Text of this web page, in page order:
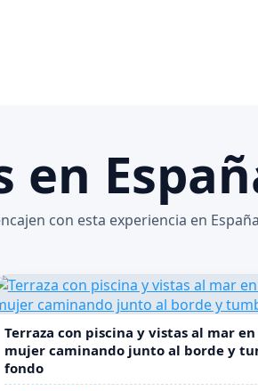
en
con esta experiencia en
Terraza con piscina y vistas al mar
mujer caminando junto al borde y
fondo